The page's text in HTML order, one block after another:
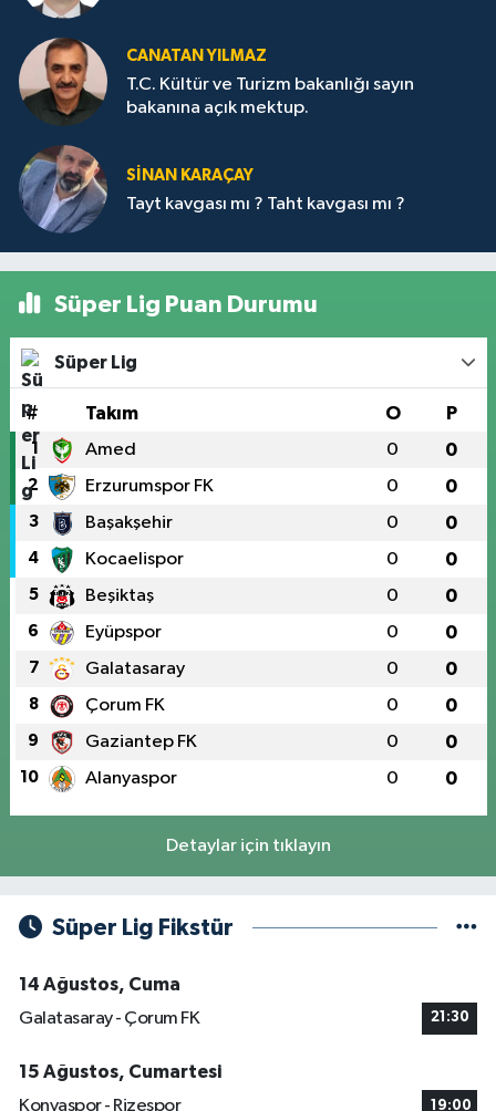
CANATAN YILMAZ
T.C. Kültür ve Turizm bakanlığı sayın
bakanına açık mektup.
SİNAN KARAÇAY
Tayt kavgası mı ? Taht kavgası mı ?
Süper Lig Puan Durumu
Süper Lig
# Takım O P
1 Amed 0 0
2 Erzurumspor FK 0 0
3 Başakşehir 0 0
4 Kocaelispor 0 0
5 Beşiktaş 0 0
6 Eyüpspor 0 0
7 Galatasaray 0 0
8 Çorum FK 0 0
9 Gaziantep FK 0 0
10 Alanyaspor 0 0
Detaylar için tıklayın
Süper Lig Fikstür
14 Ağustos, Cuma
Galatasaray - Çorum FK
21:30
15 Ağustos, Cumartesi
Konyaspor - Rizespor
19:00